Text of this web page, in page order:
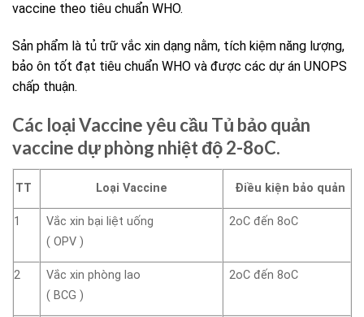
vaccine theo tiêu chuẩn WHO.
Sản phẩm là tủ trữ vắc xin dạng nằm, tích kiệm năng lượng,
bảo ôn tốt đạt tiêu chuẩn WHO và được các dự án UNOPS
chấp thuận.
Các loại Vaccine yêu cầu Tủ bảo quản
vaccine dự phòng nhiệt độ 2-8oC.
TT Loại Vaccine Điều kiện bảo quản
1
Vắc xin bại liệt uống
( OPV )
2oC đến 8oC
2
Vắc xin phòng lao
( BCG )
2oC đến 8oC